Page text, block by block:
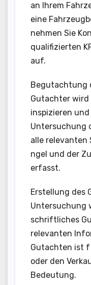
an Ihrem
eine
nehmen Sie
qualifizierten
auf.
Begutachtung
Gutachter wird
inspizieren
Untersuchung
alle relevanten
ngel und der
erfasst.
Erstellung des
Untersuchung
schriftliches
relevanten
Gutachten ist f
oder den
Bedeutung.